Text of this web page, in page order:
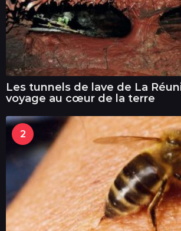
Les tunnels de lave de La
voyage au cœur de la terre
2